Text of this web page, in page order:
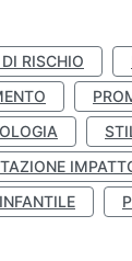
RISCHIO